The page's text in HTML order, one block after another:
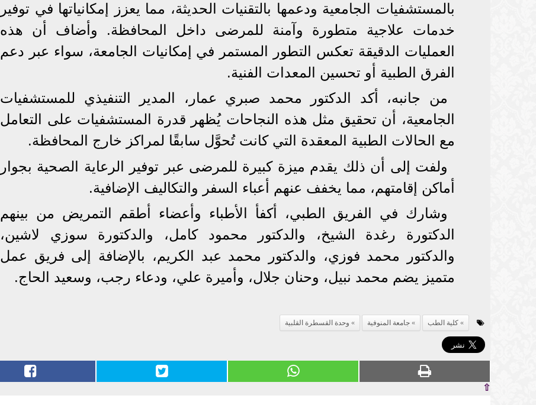
بالمستشفيات الجامعية ودعمها بالتقنيات الحديثة، مما يعزز إمكانياتها في توفير
خدمات علاجية متطورة وآمنة للمرضى داخل المحافظة. وأضاف أن هذه
العمليات الدقيقة تعكس التطور المستمر في إمكانيات الجامعة، سواء عبر دعم
الفرق الطبية أو تحسين المعدات الفنية.
من جانبه، أكد الدكتور محمد صبري عمار، المدير التنفيذي للمستشفيات
الجامعية، أن تحقيق مثل هذه النجاحات يُظهر قدرة المستشفيات على التعامل
مع الحالات الطبية المعقدة التي كانت تُحوَّل سابقًا لمراكز خارج المحافظة.
ولفت إلى أن ذلك يقدم ميزة كبيرة للمرضى عبر توفير الرعاية الصحية بجوار
أماكن إقامتهم، مما يخفف عنهم أعباء السفر والتكاليف الإضافية.
وشارك في الفريق الطبي، أكفأ الأطباء وأعضاء أطقم التمريض من بينهم
الدكتورة رغدة الشيخ، والدكتور محمود كامل، والدكتورة سوزي لاشين،
والدكتور محمد فوزي، والدكتور محمد عبد الكريم، بالإضافة إلى فريق عمل
متميز يضم محمد نبيل، وحنان جلال، وأميرة علي، ودعاء رجب، وسعيد الحاج.
كلية الطب جامعة المنوفية وحدة القسطرة القلبية
⇧